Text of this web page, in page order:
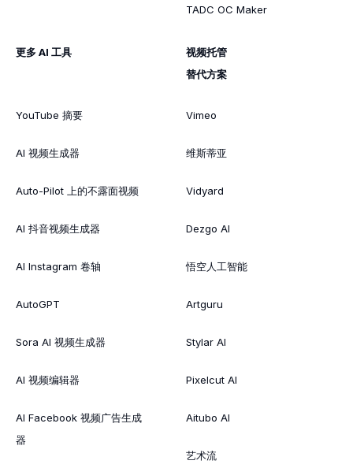
TADC OC Maker
更多 AI 工具
YouTube 摘要
AI 视频生成器
Auto-Pilot 上的不露面视频
AI 抖音视频生成器
AI Instagram 卷轴
AutoGPT
Sora AI 视频生成器
AI 视频编辑器
AI Facebook 视频广告生成
器
视频托管
替代方案
Vimeo
维斯蒂亚
Vidyard
Dezgo AI
悟空人工智能
Artguru
Stylar AI
Pixelcut AI
Aitubo AI
艺术流